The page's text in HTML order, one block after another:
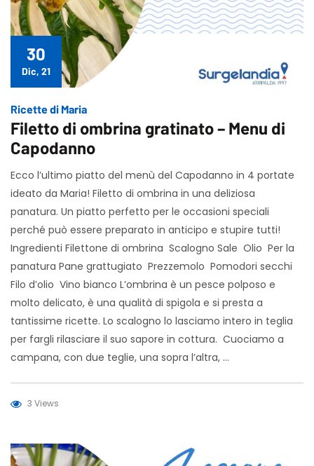
30
Dic, 21
Ricette di Maria
Filetto di ombrina gratinato – Menu di
Capodanno
Ecco l’ultimo piatto del menù del Capodanno in 4 portate
ideato da Maria! Filetto di ombrina in una deliziosa
panatura. Un piatto perfetto per le occasioni speciali
perché può essere preparato in anticipo e stupire tutti!
Ingredienti Filettone di ombrina Scalogno Sale Olio Per la
panatura Pane grattugiato Prezzemolo Pomodori secchi
Filo d’olio Vino bianco L’ombrina è un pesce polposo e
molto delicato, è una qualità di spigola e si presta a
tantissime ricette. Lo scalogno lo lasciamo intero in teglia
per fargli rilasciare il suo sapore in cottura. Cuociamo a
campana, con due teglie, una sopra l’altra, …
3 Views